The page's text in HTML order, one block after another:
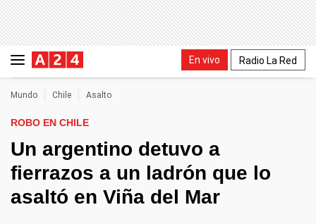
En vivo Radio La Red
Mundo Chile Asalto
ROBO EN CHILE
Un argentino detuvo a
fierrazos a un ladrón que lo
asaltó en Viña del Mar